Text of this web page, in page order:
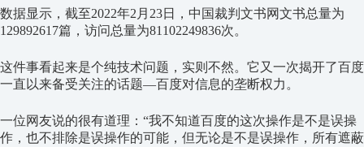
数据显示，截至2022年2月23日，中国裁判文书网文书总量为
129892617篇，访问总量为81102249836次。
这件事看起来是个纯技术问题，实则不然。它又一次揭开了百度
一直以来备受关注的话题—百度对信息的垄断权力。
一位网友说的很有道理：“我不知道百度的这次操作是不是误操
作，也不排除是误操作的可能，但无论是不是误操作，所有遮蔽